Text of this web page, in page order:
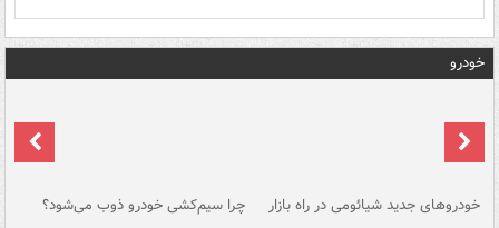
خودرو
خودروهای جدید شیائومی در راه بازار چرا سیم‌کشی خودرو ذوب می‌شود؟